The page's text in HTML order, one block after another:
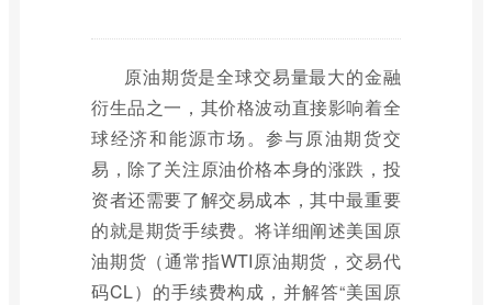
原油期货是全球交易量最大的金融
衍生品之一，其价格波动直接影响着全
球经济和能源市场。参与原油期货交
易，除了关注原油价格本身的涨跌，投
资者还需要了解交易成本，其中最重要
的就是期货手续费。将详细阐述美国原
油期货（通常指WTI原油期货，交易代
码CL）的手续费构成，并解答“美国原